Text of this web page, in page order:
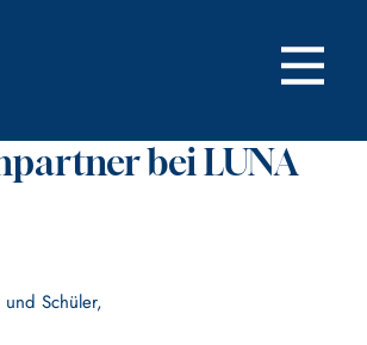
bei LUNA
Schüler,